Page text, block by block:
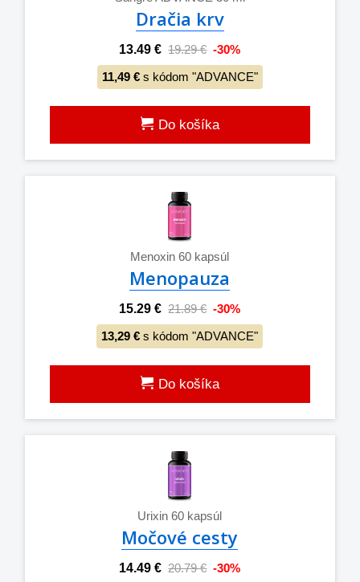
Dračia krv
13.49 € 19.29 € -30%
11,49 €s kódom "ADVANCE"
Do košíka
Menoxin 60 kapsúl
Menopauza
15.29 € 21.89 € -30%
13,29 € s kódom "ADVANCE"
Do košíka
Urixin 60 kapsúl
Močové cesty
14.49 € 20.79 € -30%